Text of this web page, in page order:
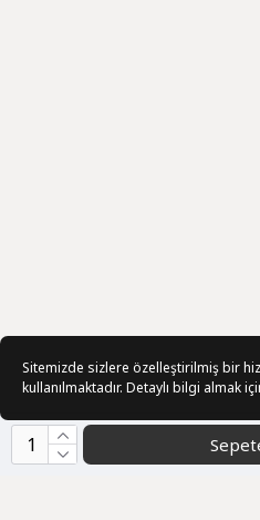
Sitemizde sizlere özelleştirilmiş bir
kullanılmaktadır. Detaylı bilgi almak